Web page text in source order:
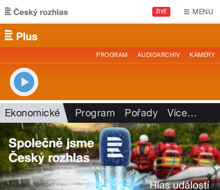
Přejít k hlavnímu obsahu
ŽIVĚ MENU
PROGRAM AUDIOARCHIV KAMERY
Ekonomické Program Pořady Více…